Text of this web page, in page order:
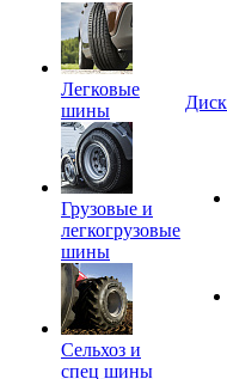
Легковые
шины
Грузовые и
легкогрузовые
шины
Сельхоз и
спец шины